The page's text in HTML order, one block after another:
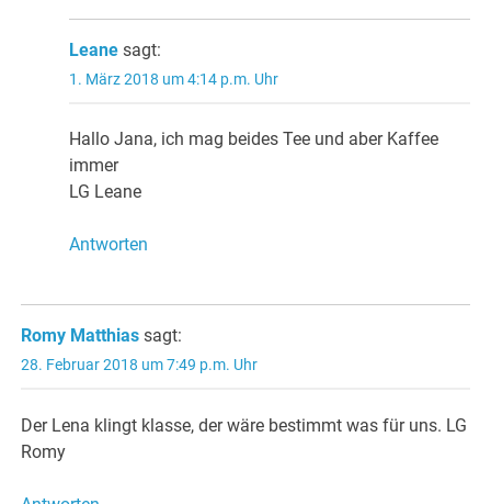
Leane sagt:
1. März 2018 um 4:14 p.m. Uhr
Hallo Jana, ich mag beides Tee und aber Kaffee
immer
LG Leane
Antworten
Romy Matthias sagt:
28. Februar 2018 um 7:49 p.m. Uhr
Der Lena klingt klasse, der wäre bestimmt was für uns. LG
Romy